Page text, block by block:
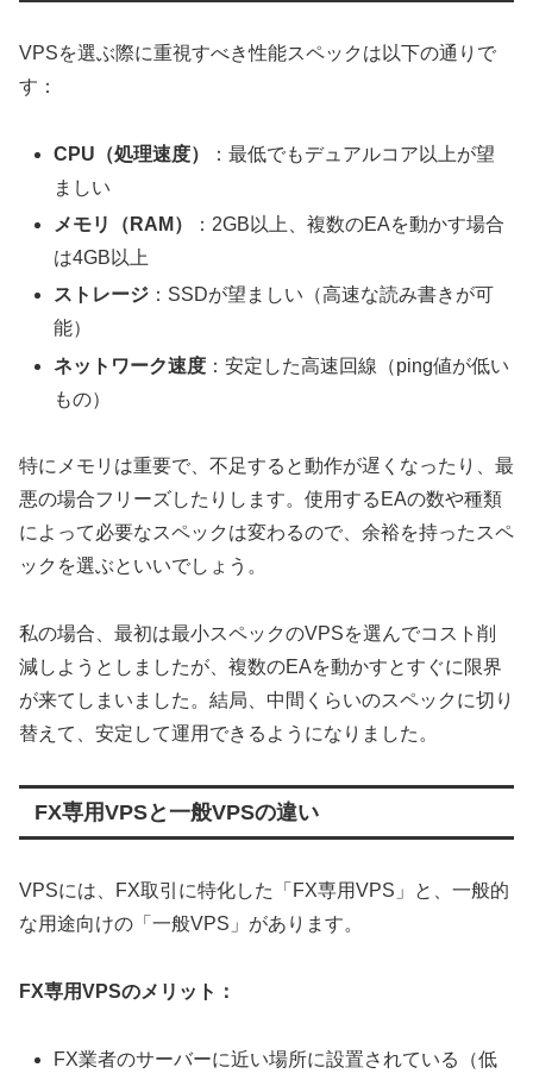
VPSを選ぶ際に重視すべき性能スペックは以下の通りで
す：
CPU（処理速度）
：最低でもデュアルコア以上が望
ましい
メモリ（RAM）
：2GB以上、複数のEAを動かす場合
は4GB以上
ストレージ ：SSDが望ましい（高速な読み書きが可
能）
ネットワーク速度 ：安定した高速回線（ping値が低い
もの）
特にメモリは重要で、不足すると動作が遅くなったり、最
悪の場合フリーズしたりします。使用するEAの数や種類
によって必要なスペックは変わるので、余裕を持ったスペ
ックを選ぶといいでしょう。
私の場合、最初は最小スペックのVPSを選んでコスト削
減しようとしましたが、複数のEAを動かすとすぐに限界
が来てしまいました。結局、中間くらいのスペックに切り
替えて、安定して運用できるようになりました。
FX専用VPSと一般VPSの違い
VPSには、FX取引に特化した「FX専用VPS」と、一般的
な用途向けの「一般VPS」があります。
FX専用VPSのメリット：
FX業者のサーバーに近い場所に設置されている（低